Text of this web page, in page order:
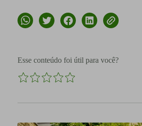
Esse conteúdo foi útil para você?